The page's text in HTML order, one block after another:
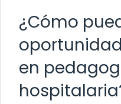
¿Cómo
en